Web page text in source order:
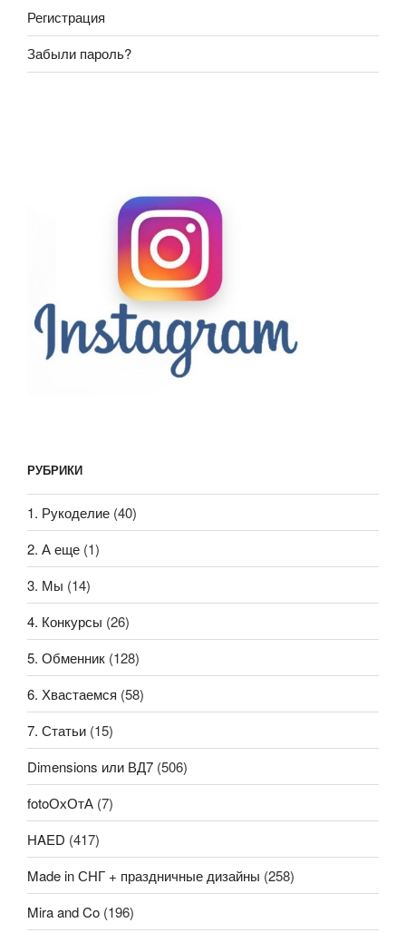
Регистрация
Забыли пароль?
РУБРИКИ
1. Рукоделие (40)
2. А еще (1)
3. Мы (14)
4. Конкурсы (26)
5. Обменник (128)
6. Хвастаемся (58)
7. Статьи (15)
Dimensions или ВД7 (506)
fotoОхОтА (7)
HAED (417)
Made in СНГ + праздничные дизайны (258)
Mira and Co (196)